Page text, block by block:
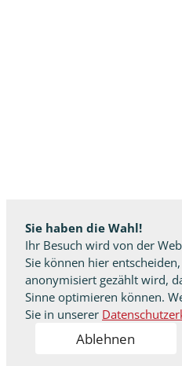
Sie haben die Wahl!
Ihr Besuch wird von der
Sie können hier
anonymisiert gezählt wird,
Sinne optimieren können.
Sie in unserer
Ablehnen